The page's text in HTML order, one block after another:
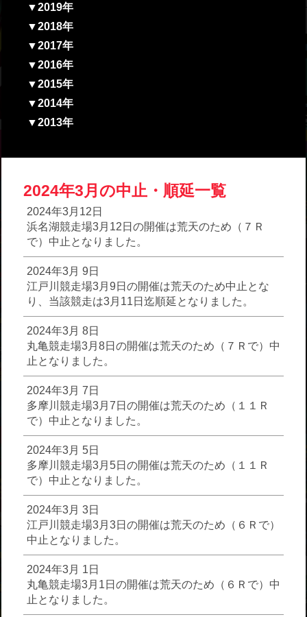
▼2019年
▼2018年
▼2017年
▼2016年
▼2015年
▼2014年
▼2013年
2024年3月の中止・順延一覧
2024年3月12日
浜名湖競走場3月12日の開催は荒天のため（７Ｒ
で）中止となりました。
2024年3月 9日
江戸川競走場3月9日の開催は荒天のため中止とな
り、当該競走は3月11日迄順延となりました。
2024年3月 8日
丸亀競走場3月8日の開催は荒天のため（７Ｒで）中
止となりました。
2024年3月 7日
多摩川競走場3月7日の開催は荒天のため（１１Ｒ
で）中止となりました。
2024年3月 5日
多摩川競走場3月5日の開催は荒天のため（１１Ｒ
で）中止となりました。
2024年3月 3日
江戸川競走場3月3日の開催は荒天のため（６Ｒで）
中止となりました。
2024年3月 1日
丸亀競走場3月1日の開催は荒天のため（６Ｒで）中
止となりました。